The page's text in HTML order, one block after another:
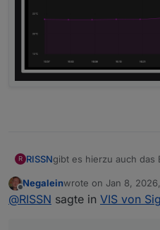
R RISSNgibt es hierzu auch das
Offline
Negaleinwrote on Jan 8,
last edited by
@RISSN sagte in VIS von